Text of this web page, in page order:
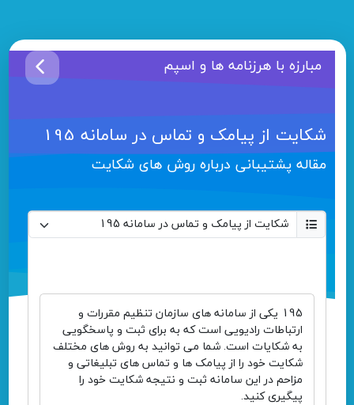
مبارزه با هرزنامه ها و اسپم
شکایت از پیامک و تماس در سامانه 195
مقاله پشتیبانی درباره روش های شکایت
195 یکی از سامانه های سازمان تنظیم مقررات و
ارتباطات رادیویی است که به برای ثبت و پاسخگویی
به شکایات است. شما می توانید به روش های مختلف
شکایت خود را از پیامک ها و تماس های تبلیغاتی و
مزاحم در این سامانه ثبت و نتیجه شکایت خود را
پیگیری کنید.